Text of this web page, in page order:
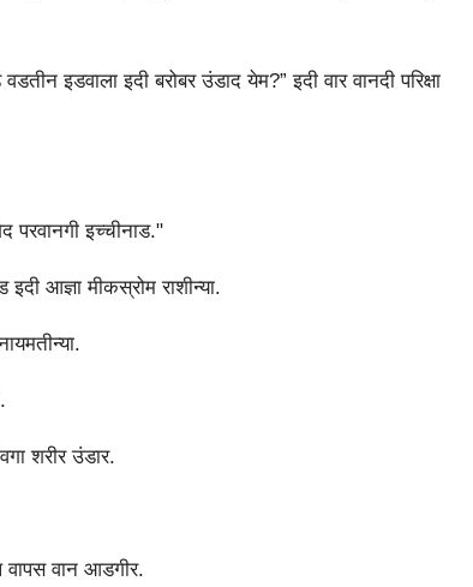
इडवाला इदी बरोबर उंडाद येम?” इदी वार वानदी परिक्षा
परवानगी इच्चीनाड."
आज्ञा मीकस्रोम राशीन्या.
शरीर उंडार.
वापस वान आडगीर.